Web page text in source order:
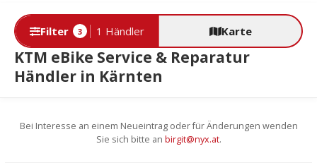
Filter 3 1 Händler Karte
KTM eBike Service & Reparatur
Händler in Kärnten
Bei Interesse an einem Neueintrag oder für Änderungen wenden
Sie sich bitte an birgit@nyx.at.